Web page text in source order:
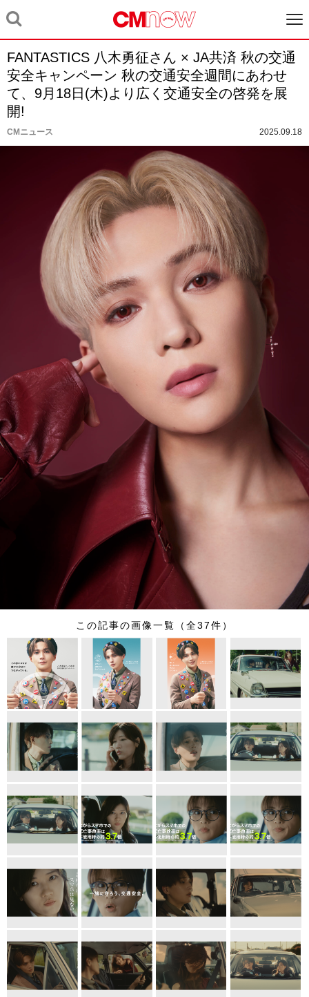
FANTASTICS 八木勇征さん × JA共済 秋の交通
安全キャンペーン 秋の交通安全週間にあわせ
て、9月18日(木)より広く交通安全の啓発を展
開!
CMニュース 2025.09.18
この記事の画像一覧（全37件）